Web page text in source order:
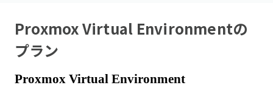
Proxmox Virtual Environmentの
プラン
Proxmox Virtual Environment